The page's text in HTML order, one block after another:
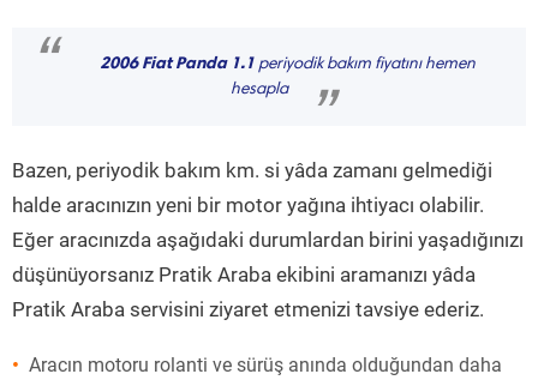
“ 2006 Fiat Panda 1.1periyodik bakım fiyatını hemen
hesapla
”
Bazen, periyodik bakım km. si yâda zamanı gelmediği
halde aracınızın yeni bir motor yağına ihtiyacı olabilir.
Eğer aracınızda aşağıdaki durumlardan birini yaşadığınızı
düşünüyorsanız Pratik Araba ekibini aramanızı yâda
Pratik Araba servisini ziyaret etmenizi tavsiye ederiz.
Aracın motoru rolanti ve sürüş anında olduğundan daha